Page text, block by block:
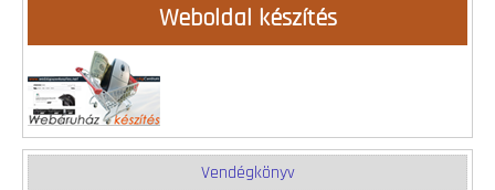
Weboldal készítés
Vendégkönyv